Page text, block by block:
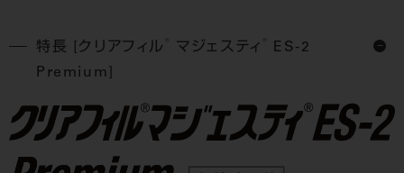
特長 [クリアフィル マジェスティ
ES-2
Premium]